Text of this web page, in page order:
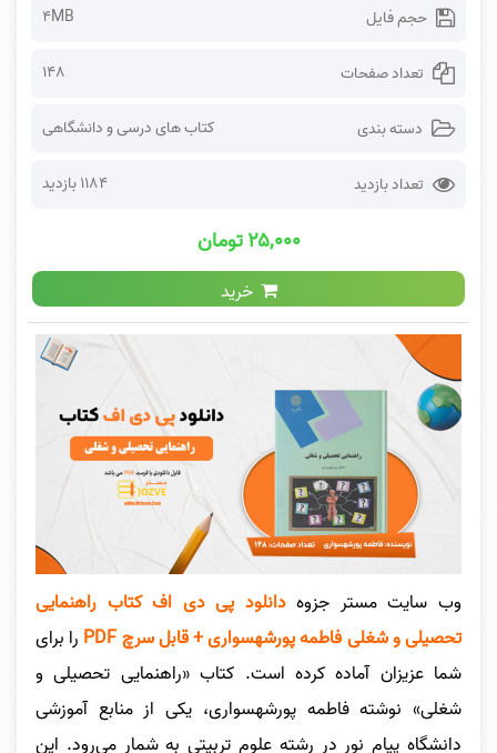
حجم فایل 4MB
تعداد صفحات 148
دسته بندی کتاب های درسی و دانشگاهی
تعداد بازدید 1184 بازدید
۲۵,۰۰۰ تومان
خرید
وب سایت مستر جزوه دانلود پی دی اف کتاب راهنمایی
تحصیلی و شغلی فاطمه پورشهسواری + قابل سرچ PDF
را برای
شما عزیزان آماده کرده است. کتاب «راهنمایی تحصیلی و
شغلی» نوشته فاطمه پورشهسواری، یکی از منابع آموزشی
دانشگاه پیام نور در رشته علوم تربیتی به شمار می‌رود. این